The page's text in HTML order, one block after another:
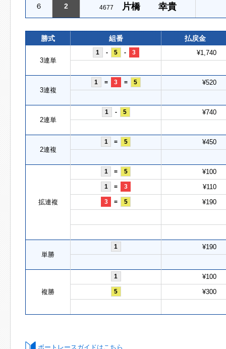
６ 2 4677 片橋 幸貴
勝式 組番 払戻金
3連単
1 - 5 - 3 ¥1,740
3連複
1 = 3 = 5 ¥520
2連単
1 - 5 ¥740
2連複
1 = 5 ¥450
拡連複
1 = 5 ¥100
1 = 3 ¥110
3 = 5 ¥190
単勝
1 ¥190
複勝
1 ¥100
5 ¥300
ボートレースガイドはこちら